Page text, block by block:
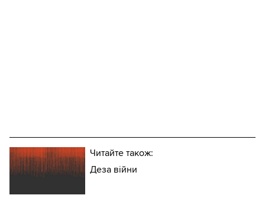
Читайте також:
Деза війни